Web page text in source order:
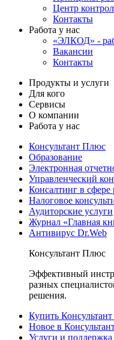
Центр
Контакты
Работа у нас
«ЭЛКОД» -
Вакансии
Контакты
Продукты и услуги
Для кого
Сервисы
О компании
Работа у нас
Консультант Плюс
Образование
Электронная
Управленческий
Консалтинг в сфере
Налоговое
Аудиторские услуги
Журнал «Главная
Антивирус Dr.Web
Консультант Плюс
Эффективный
разных
решения.
Купить
Новое в
Услуги и поддержка